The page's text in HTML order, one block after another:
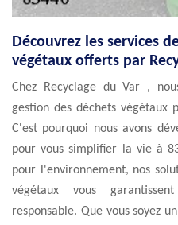
Découvrez les services
végétaux offerts par
Chez Recyclage du Var ,
gestion des déchets végétaux
C'est pourquoi nous avons
pour vous simplifier la vie à
pour l'environnement, nos
végétaux vous
responsable. Que vous soyez